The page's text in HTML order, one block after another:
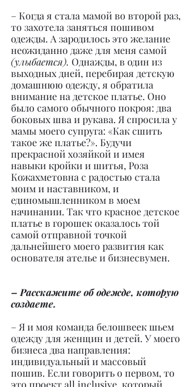
– Когда я стала мамой во второй раз,
то захотела заняться пошивом
одежды. А зародилось это желание
неожиданно даже для меня самой
(улыбается). Однажды, в один из
выходных дней, перебирая детскую
домашнюю одежду, я обратила
внимание на детское платье. Оно
было самого обычного покроя: два
боковых шва и рукава. Я спросила у
мамы моего супруга: «Как сшить
такое же платье?». Будучи
прекрасной хозяйкой и имея
навыки кройки и шитья, Роза
Кожахметовна с радостью стала
моим и наставником, и
единомышленником в моем
начинании. Так что красное детское
платье в горошек оказалось той
самой отправной точкой
дальнейшего моего развития как
основателя ателье и бизнесвумен.
– Расскажите об одежде, которую
создаете.
– Я и моя команда белошвеек шьем
одежду для женщин и детей. У моего
бизнеса два направления:
индивидуальный и массовый
пошив. Если говорить о первом, то
это проект all inclusive, который